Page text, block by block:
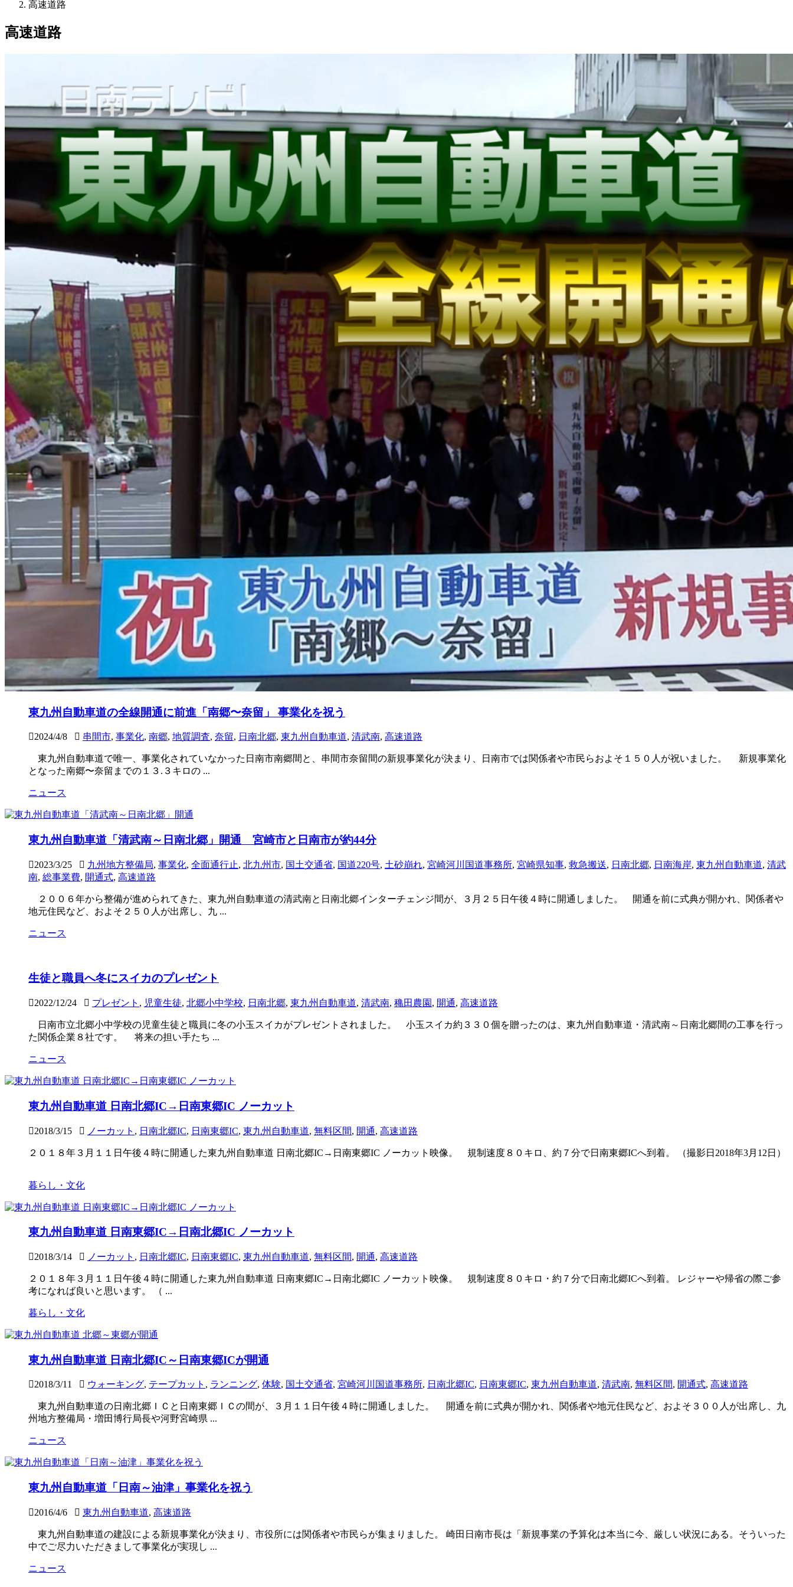
高速道路
高速道路
東九州自動車道の全線開通に前進「南郷〜奈留」 事業化を祝う
2024/4/8 串間市, 事業化, 南郷, 地質調査, 奈留, 日南北郷, 東九州自動車道, 清武南, 高速道路
東九州自動車道で唯一、事業化されていなかった日南市南郷間と、串間市奈留間の新規事業化が決まり、日南市では関係者や市民らおよそ１５０人が祝いました。 新規事業化
となった南郷〜奈留までの１３.３キロの ...
ニュース
東九州自動車道「清武南～日南北郷」開通 宮崎市と日南市が約44分
2023/3/25 九州地方整備局, 事業化, 全面通行止, 北九州市, 国土交通省, 国道220号, 土砂崩れ, 宮崎河川国道事務所, 宮崎県知事, 救急搬送, 日南北郷, 日南海岸, 東九州自動車道, 清武
南, 総事業費, 開通式, 高速道路
２００６年から整備が進められてきた、東九州自動車道の清武南と日南北郷インターチェンジ間が、３月２５日午後４時に開通しました。 開通を前に式典が開かれ、関係者や
地元住民など、およそ２５０人が出席し、九 ...
ニュース
生徒と職員へ冬にスイカのプレゼント
2022/12/24 プレゼント , 児童生徒, 北郷小中学校, 日南北郷, 東九州自動車道, 清武南, 穐田農園 , 開通, 高速道路
日南市立北郷小中学校の児童生徒と職員に冬の小玉スイカがプレゼントされました。 小玉スイカ約３３０個を贈ったのは、東九州自動車道・清武南～日南北郷間の工事を行っ
た関係企業８社です。 将来の担い手たち ...
ニュース
東九州自動車道 日南北郷IC→日南東郷IC ノーカット
2018/3/15 ノーカット , 日南北郷IC, 日南東郷IC, 東九州自動車道, 無料区間, 開通, 高速道路
２０１８年３月１１日午後４時に開通した東九州自動車道 日南北郷IC→日南東郷IC ノーカット映像。 規制速度８０キロ、約７分で日南東郷ICへ到着。 （撮影日2018年3月12日）
暮らし・文化
東九州自動車道 日南東郷IC→日南北郷IC ノーカット
2018/3/14 ノーカット , 日南北郷IC, 日南東郷IC, 東九州自動車道, 無料区間, 開通, 高速道路
２０１８年３月１１日午後４時に開通した東九州自動車道 日南東郷IC→日南北郷IC ノーカット映像。 規制速度８０キロ・約７分で日南北郷ICへ到着。 レジャーや帰省の際ご参
考になれば良いと思います。 （ ...
暮らし・文化
東九州自動車道 日南北郷IC～日南東郷ICが開通
2018/3/11 ウォーキング, テープカット , ランニング, 体験, 国土交通省, 宮崎河川国道事務所, 日南北郷IC, 日南東郷IC, 東九州自動車道, 清武南, 無料区間, 開通式, 高速道路
東九州自動車道の日南北郷ＩＣと日南東郷ＩＣの間が、３月１１日午後４時に開通しました。 開通を前に式典が開かれ、関係者や地元住民など、およそ３００人が出席し、九
州地方整備局・増田博行局長や河野宮崎県 ...
ニュース
東九州自動車道「日南～油津」事業化を祝う
2016/4/6 東九州自動車道, 高速道路
東九州自動車道の建設による新規事業化が決まり、市役所には関係者や市民らが集まりました。 崎田日南市長は「新規事業の予算化は本当に今、厳しい状況にある。そういった
中でご尽力いただきまして事業化が実現し ...
ニュース